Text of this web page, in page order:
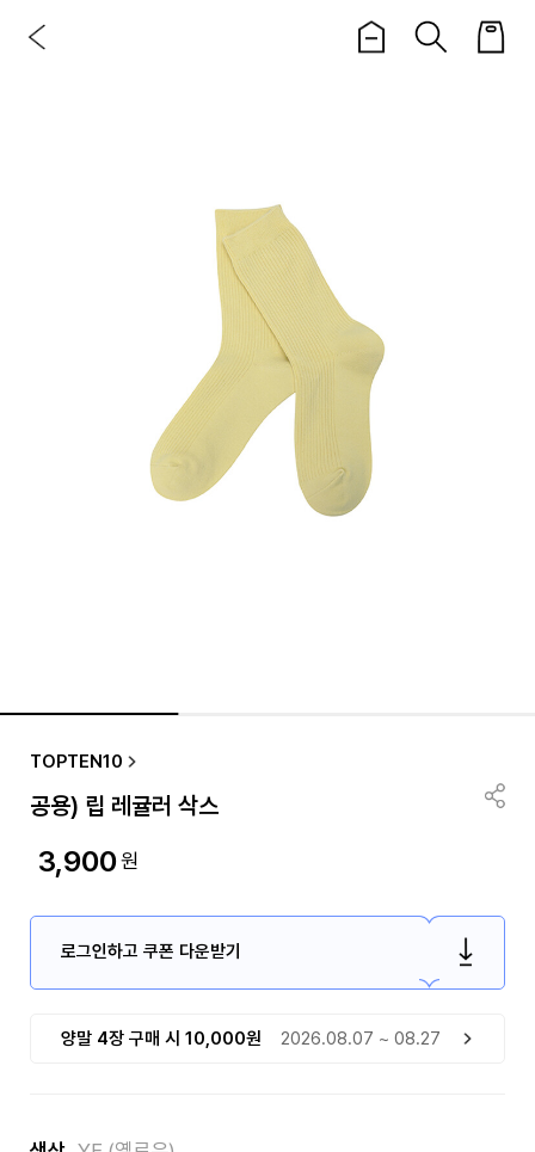
TOPTEN10
공용) 립 레귤러 삭스
3,900원
로그인하고 쿠폰 다운받기
양말 4장 구매 시 10,000원 2026.08.07 ~ 08.27